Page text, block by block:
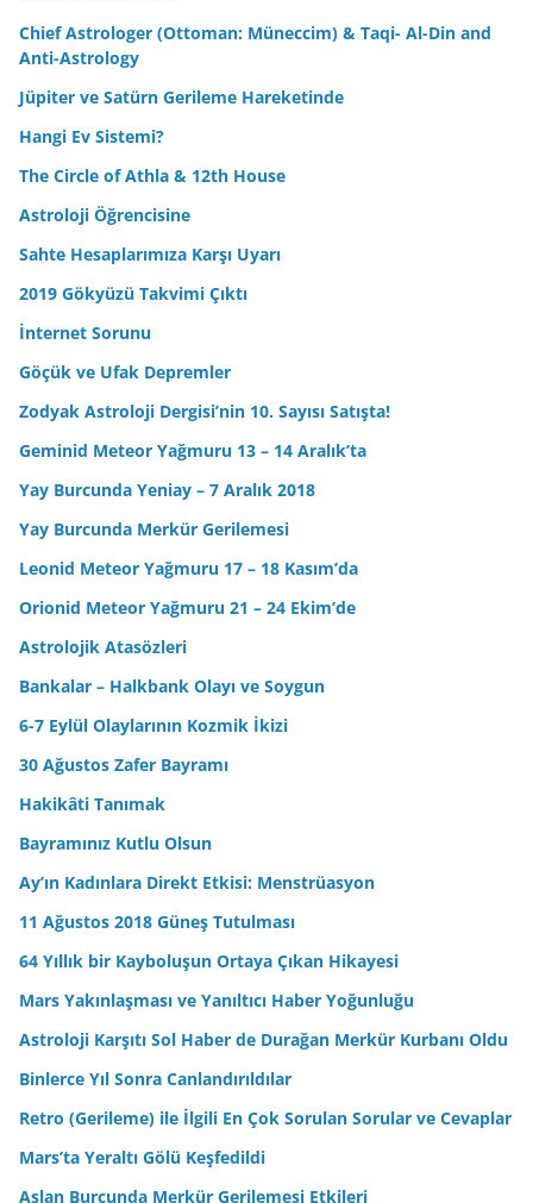
Chief Astrologer (Ottoman: Müneccim) & Taqi- Al-Din and
Anti-Astrology
Jüpiter ve Satürn Gerileme Hareketinde
Hangi Ev Sistemi?
The Circle of Athla & 12th House
Astroloji Öğrencisine
Sahte Hesaplarımıza Karşı Uyarı
2019 Gökyüzü Takvimi Çıktı
İnternet Sorunu
Göçük ve Ufak Depremler
Zodyak Astroloji Dergisi’nin 10. Sayısı Satışta!
Geminid Meteor Yağmuru 13 – 14 Aralık’ta
Yay Burcunda Yeniay – 7 Aralık 2018
Yay Burcunda Merkür Gerilemesi
Leonid Meteor Yağmuru 17 – 18 Kasım’da
Orionid Meteor Yağmuru 21 – 24 Ekim’de
Astrolojik Atasözleri
Bankalar – Halkbank Olayı ve Soygun
6-7 Eylül Olaylarının Kozmik İkizi
30 Ağustos Zafer Bayramı
Hakikâti Tanımak
Bayramınız Kutlu Olsun
Ay’ın Kadınlara Direkt Etkisi: Menstrüasyon
11 Ağustos 2018 Güneş Tutulması
64 Yıllık bir Kayboluşun Ortaya Çıkan Hikayesi
Mars Yakınlaşması ve Yanıltıcı Haber Yoğunluğu
Astroloji Karşıtı Sol Haber de Durağan Merkür Kurbanı Oldu
Binlerce Yıl Sonra Canlandırıldılar
Retro (Gerileme) ile İlgili En Çok Sorulan Sorular ve Cevaplar
Mars’ta Yeraltı Gölü Keşfedildi
Aslan Burcunda Merkür Gerilemesi Etkileri